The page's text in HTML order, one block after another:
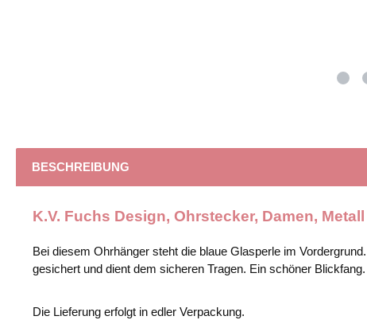
BESCHREIBUNG
K.V. Fuchs Design, Ohrstecker, Damen, Metall
Bei diesem Ohrhänger steht die blaue Glasperle im
gesichert und dient dem sicheren Tragen. Ein schöner Blickfang.
Die Lieferung erfolgt in edler Verpackung.